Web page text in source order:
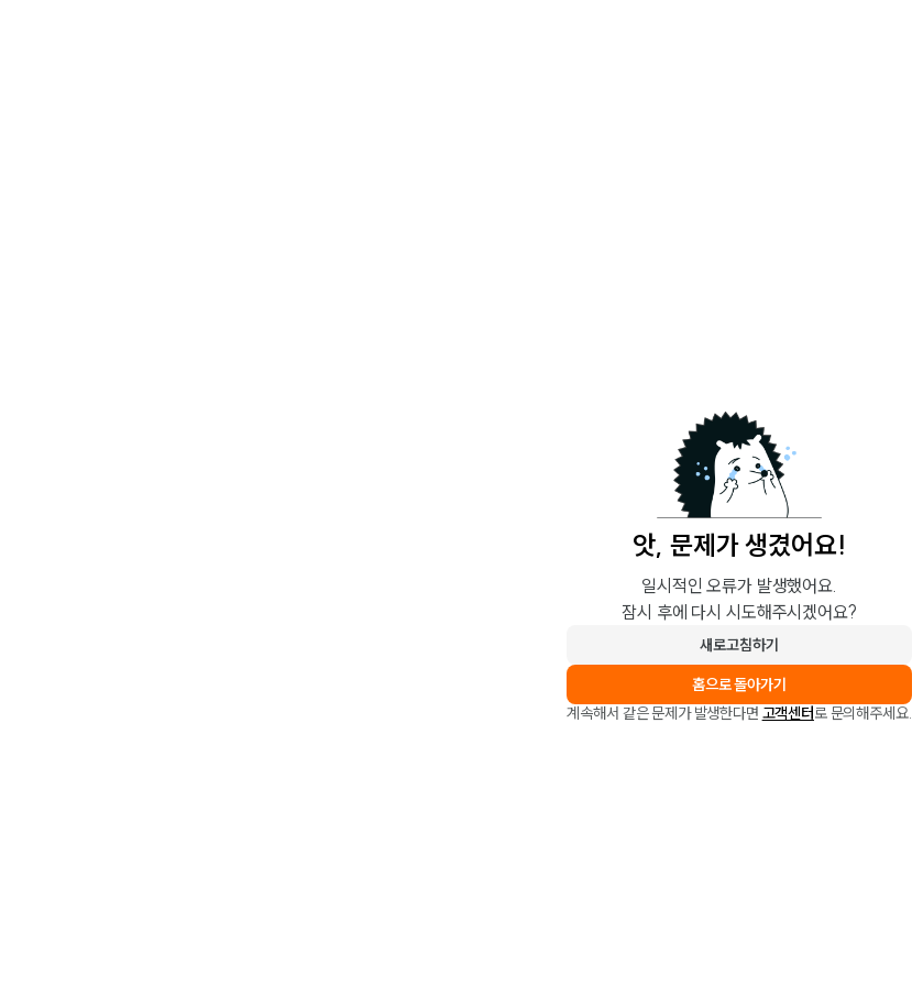
앗, 문제가 생겼어요!
일시적인 오류가 발생했어요.
잠시 후에 다시 시도해주시겠어요?
새로고침하기
홈으로 돌아가기
계속해서 같은 문제가 발생한다면 고객센터로 문의해주세요.